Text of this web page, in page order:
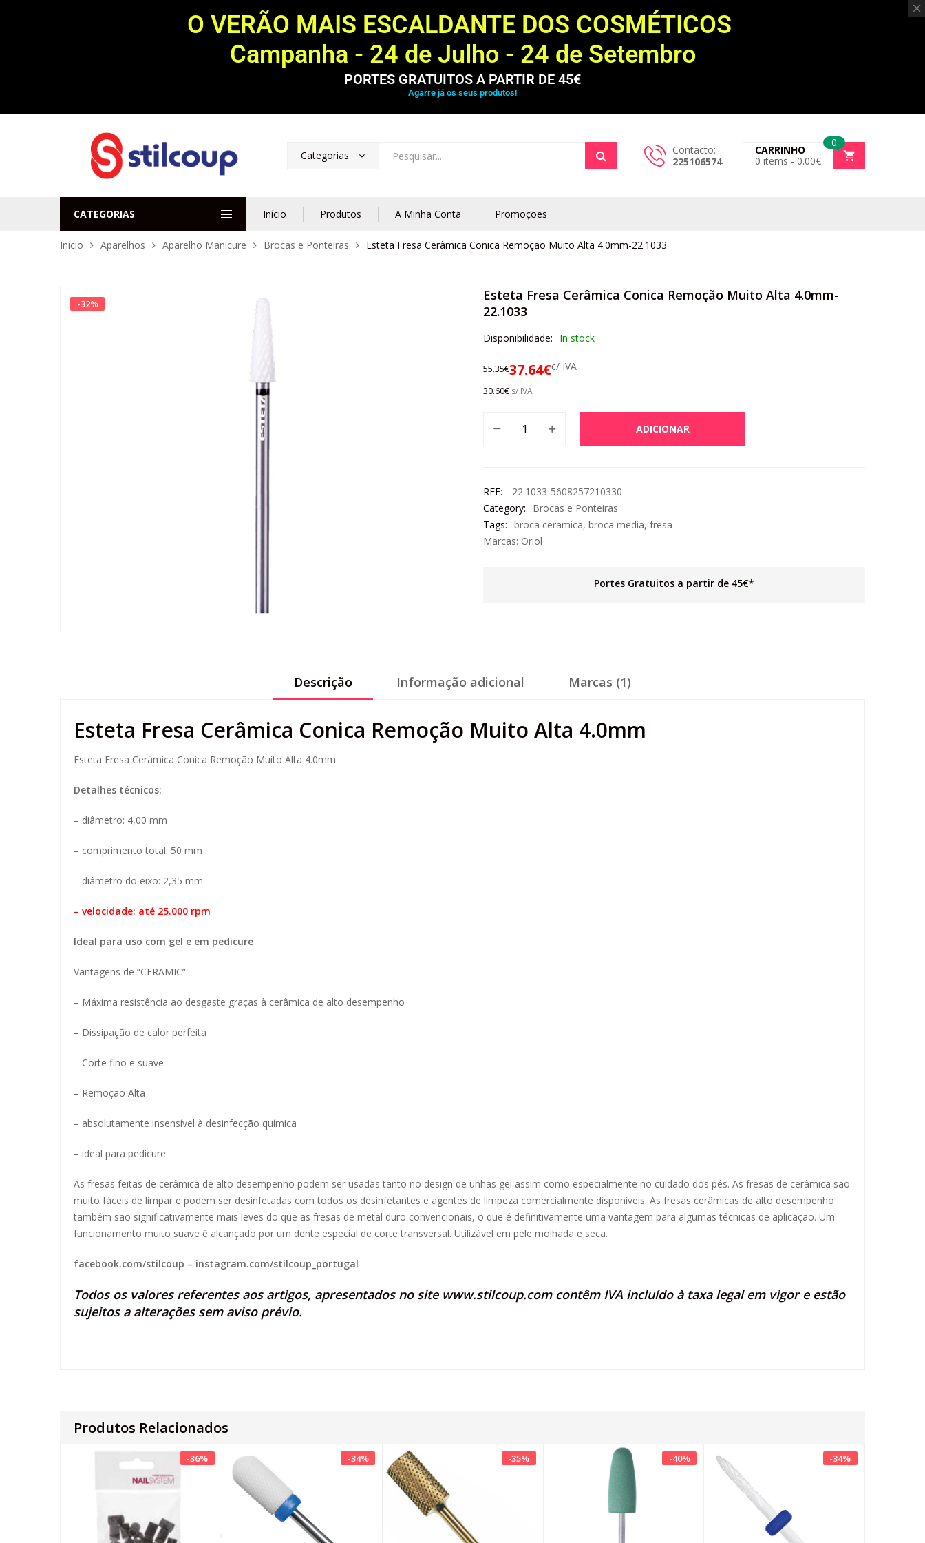
O VERÃO MAIS ESCALDANTE DOS COSMÉTICOS
Campanha - 24 de Julho - 24 de Setembro
PORTES GRATUITOS A PARTIR DE 45€
Agarre já os seus produtos!
Categorias
Contacto:
225106574
0
CARRINHO
0 items - 0.00€
CATEGORIAS Início Produtos A Minha Conta Promoções
Início Aparelhos Aparelho Manicure Brocas e Ponteiras Esteta Fresa Cerâmica Conica Remoção Muito Alta 4.0mm-22.1033
-32%
Esteta Fresa Cerâmica Conica Remoção Muito Alta 4.0mm-
22.1033
Disponibilidade: In stock
55.35€37.64€c/ IVA
30.60€ s/ IVA
ADICIONAR
REF:
22.1033-5608257210330
Category:
Brocas e Ponteiras
Tags: broca ceramica, broca media, fresa
Marcas: Oriol
Portes Gratuitos a partir de 45€*
Descrição Informação adicional Marcas (1)
Esteta Fresa Cerâmica Conica Remoção Muito Alta 4.0mm
Esteta Fresa Cerâmica Conica Remoção Muito Alta 4.0mm
Detalhes técnicos:
– diâmetro: 4,00 mm
– comprimento total: 50 mm
– diâmetro do eixo: 2,35 mm
– velocidade: até 25.000 rpm
Ideal para uso com gel e em pedicure
Vantagens de “CERAMIC”:
– Máxima resistência ao desgaste graças à cerâmica de alto desempenho
– Dissipação de calor perfeita
– Corte fino e suave
– Remoção Alta
– absolutamente insensível à desinfecção química
– ideal para pedicure
As fresas feitas de cerâmica de alto desempenho podem ser usadas tanto no design de unhas gel assim como especialmente no cuidado dos pés. As fresas de cerâmica são
muito fáceis de limpar e podem ser desinfetadas com todos os desinfetantes e agentes de limpeza comercialmente disponíveis. As fresas cerâmicas de alto desempenho
também são significativamente mais leves do que as fresas de metal duro convencionais, o que é definitivamente uma vantagem para algumas técnicas de aplicação. Um
funcionamento muito suave é alcançado por um dente especial de corte transversal. Utilizável em pele molhada e seca.
facebook.com/stilcoup – instagram.com/stilcoup_portugal
Todos os valores referentes aos artigos, apresentados no site www.stilcoup.comcontêm IVA incluído à taxa legal em vigor e estão
sujeitos a alterações sem aviso prévio.
Produtos Relacionados
-36% -34% -35% -40% -34%